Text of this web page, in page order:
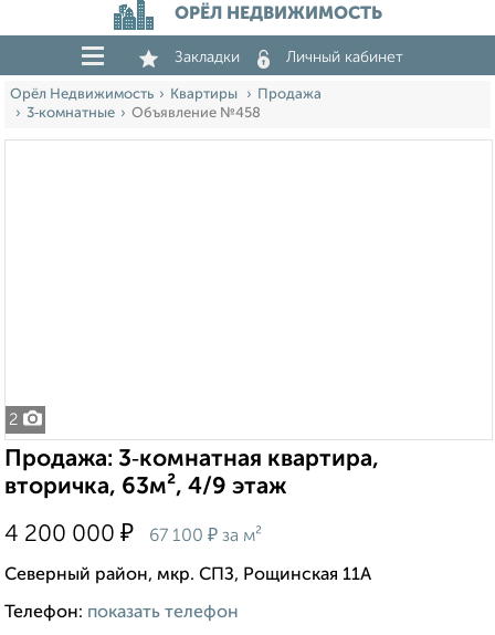
ОРЁЛ НЕДВИЖИМОСТЬ
Закладки Личный кабинет
Орёл Недвижимость Квартиры
Продажа
3‑комнатные
Объявление №458
2
Продажа: 3‑комнатная квартира,
вторичка, 63м², 4/9 этаж
4 200 000 ₽ 67 100 ₽ за м²
Северный район, мкр. СПЗ, Рощинская 11А
Телефон: показать телефон